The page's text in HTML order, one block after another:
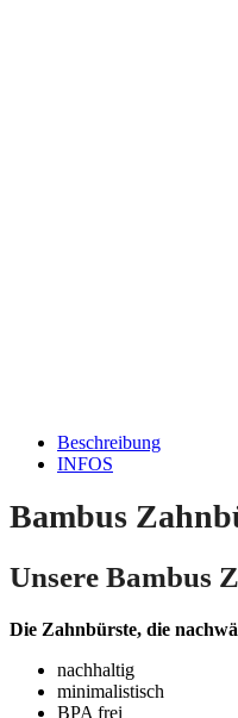
Beschreibung
INFOS
Bambus
Unsere Bambus
Die Zahnbürste, die
nachhaltig
minimalistisch
BPA frei